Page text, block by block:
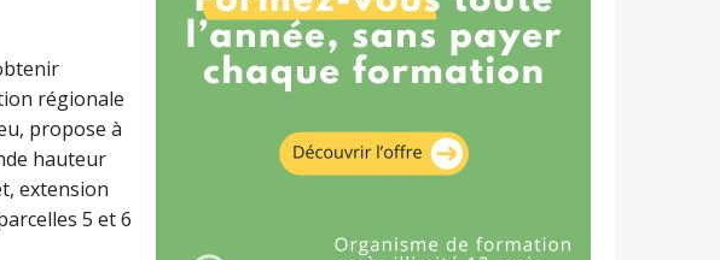
régionale
propose à
hauteur
extension
5 et 6